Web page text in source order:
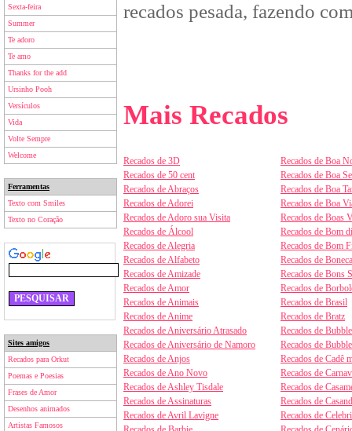
Sexta-feira
Summer
Te adoro
Te amo
Thanks for the add
Ursinho Pooh
Versículos
Vida
Volte Sempre
Welcome
Ferramentas
Texto com Smiles
Texto no Coração
Sites amigos
Recados para Orkut
Poemas e Poesias
Frases de Amor
Desenhos animados
Artistas Famosos
recados pesada, fazendo
Mais Recados
Recados de 3D
Recados de 50 cent
Recados de Abraços
Recados de Adorei
Recados de Adoro sua Visita
Recados de Álcool
Recados de Alegria
Recados de Alfabeto
Recados de Amizade
Recados de Amor
Recados de Animais
Recados de Anime
Recados de Aniversário Atrasado
Recados de Aniversário de Namoro
Recados de Anjos
Recados de Ano Novo
Recados de Ashley Tisdale
Recados de Assinaturas
Recados de Avril Lavigne
Recados de Boa
Recados de Boa
Recados de Boa
Recados de Boa
Recados de Boas
Recados de Bom
Recados de Bom
Recados de
Recados de Bons
Recados de
Recados de Brasil
Recados de Bratz
Recados de
Recados de
Recados de Cadê
Recados de
Recados de
Recados de
Recados de